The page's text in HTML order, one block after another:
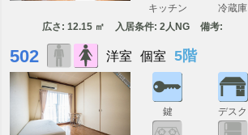
キッチン 冷蔵庫
広さ: 12.15 ㎡ 入居条件: 2人NG 備考:
502 洋室 個室 5階
鍵 デスク